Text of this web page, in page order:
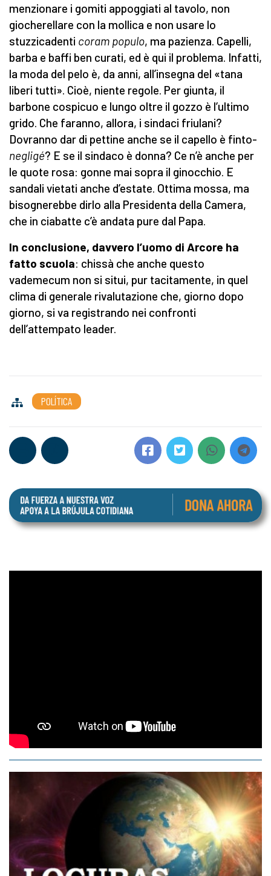
menzionare i gomiti appoggiati al tavolo, non
giocherellare con la mollica e non usare lo
stuzzicadenti coram populo, ma pazienza. Capelli,
barba e baffi ben curati, ed è qui il problema. Infatti,
la moda del pelo è, da anni, all’insegna del «tana
liberi tutti». Cioè, niente regole. Per giunta, il
barbone cospicuo e lungo oltre il gozzo è l’ultimo
grido. Che faranno, allora, i sindaci friulani?
Dovranno dar di pettine anche se il capello è finto-
negligé? E se il sindaco è donna? Ce n’è anche per
le quote rosa: gonne mai sopra il ginocchio. E
sandali vietati anche d’estate. Ottima mossa, ma
bisognerebbe dirlo alla Presidenta della Camera,
che in ciabatte c’è andata pure dal Papa.
In conclusione, davvero l’uomo di Arcore ha
fatto scuola: chissà che anche questo
vademecum non si situi, pur tacitamente, in quel
clima di generale rivalutazione che, giorno dopo
giorno, si va registrando nei confronti
dell’attempato leader.
POLÍTICA